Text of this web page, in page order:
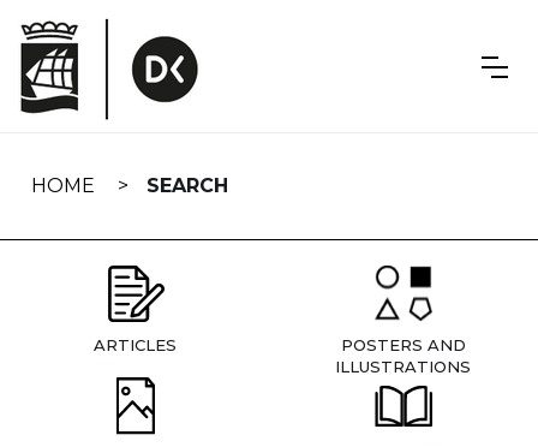
navigation
HOME SEARCH
ARTICLES
POSTERS AND
ILLUSTRATIONS